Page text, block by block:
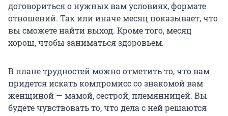
договориться о нужных вам условиях, формате
отношений. Так или иначе месяц показывает, что
вы сможете найти выход. Кроме того, месяц
хорош, чтобы заниматься здоровьем.
В плане трудностей можно отметить то, что вам
придется искать компромисс со знакомой вам
женщиной — мамой, сестрой, племянницей. Вы
будете чувствовать то, что дела с ней решаются